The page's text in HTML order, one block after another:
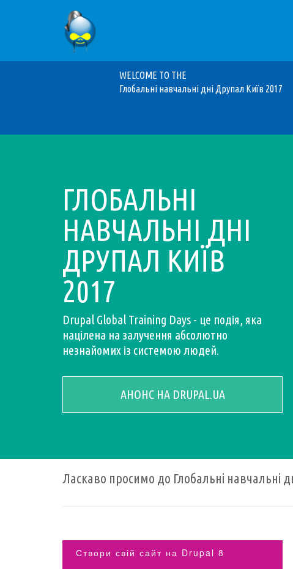
Меню
облікового
користувача
Основна
навіґаціяWELCOME TO THE
Глобальні навчальні дні Друпал Київ 2017
ГЛОБАЛЬНІ
НАВЧАЛЬНІ ДНІ
ДРУПАЛ КИЇВ
2017
Drupal Global Training Days - це подія, яка
націлена на залучення абсолютно
незнайомих із системою людей.
АНОНС НА DRUPAL.UA
Ласкаво просимо до Глобальні навчальні
Створи свій сайт на Drupal 8